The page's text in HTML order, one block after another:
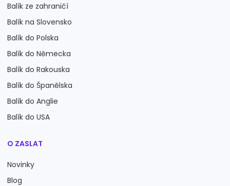
Balík ze zahraničí
Balík na Slovensko
Balík do Polska
Balík do Německa
Balík do Rakouska
Balík do Španělska
Balík do Anglie
Balík do USA
O ZASLAT
Novinky
Blog